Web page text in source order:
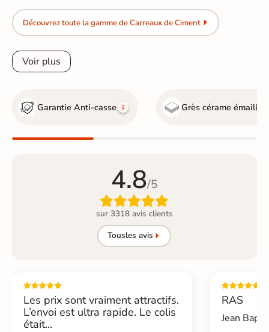
Découvrez toute la gamme de Carreaux de Ciment
Voir plus
Garantie Anti-casse Grès cérame émaillé
4.8/5

sur 3318 avis clients
Tousles avis
Les prix sont vraiment attractifs.
L’envoi est ultra rapide. Le colis
était...
RAS
Jean